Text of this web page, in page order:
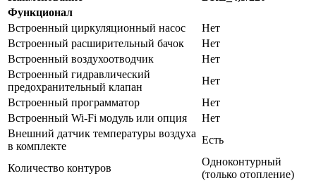
Функционал
Встроенный циркуляционный насос
Нет
Встроенный расширительный бачок
Нет
Встроенный воздухоотводчик
Нет
Встроенный гидравлический
предохранительный клапан
Нет
Встроенный программатор
Нет
Встроенный Wi-Fi модуль или опция
Нет
Внешний датчик температуры воздуха
в комплекте
Есть
Количество контуров
Одноконтурный
(только отопление)